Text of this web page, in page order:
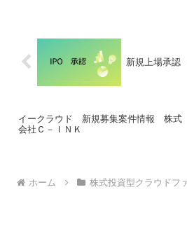
新規上場承
イークラウド 新規募集案件情報 株式
会社Ｃ－ＩＮＫ
ホーム 株式投資型クラウドフ